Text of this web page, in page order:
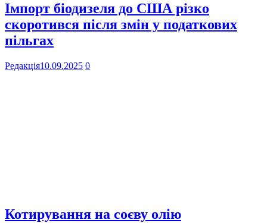
Імпорт біодизеля до США різко
скоротився після змін у податкових
пільгах
Редакція10.09.2025 0
Котирування на соєву олію